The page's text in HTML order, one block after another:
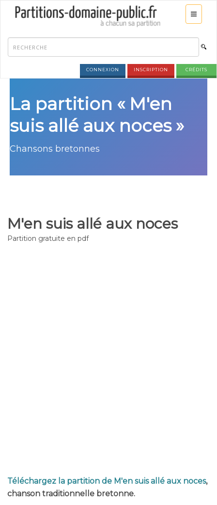
CONNEXION INSCRIPTION CRÉDITS
La partition « M'en
suis allé aux noces »
Chansons bretonnes
M'en suis allé aux noces
Partition gratuite en pdf
Téléchargez la partition de M'en suis allé aux noces,
chanson traditionnelle bretonne.